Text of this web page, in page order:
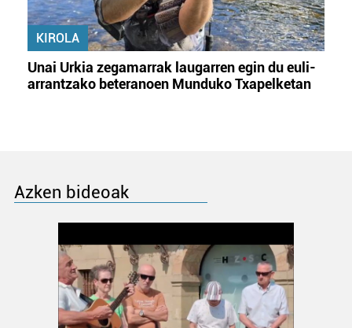
KIROLA
Unai Urkia zegamarrak laugarren egin du euli-
arrantzako beteranoen Munduko Txapelketan
Azken bideoak